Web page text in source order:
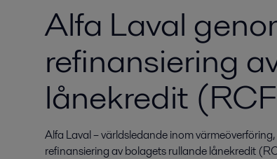
Alfa Laval
refinansiering
lånekredit
Alfa Laval – världsledande inom
refinansiering av bolagets rullande lånekredit